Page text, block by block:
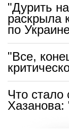
"Дурить
раскрыла
по
"Все,
Что стало
Хазанова: